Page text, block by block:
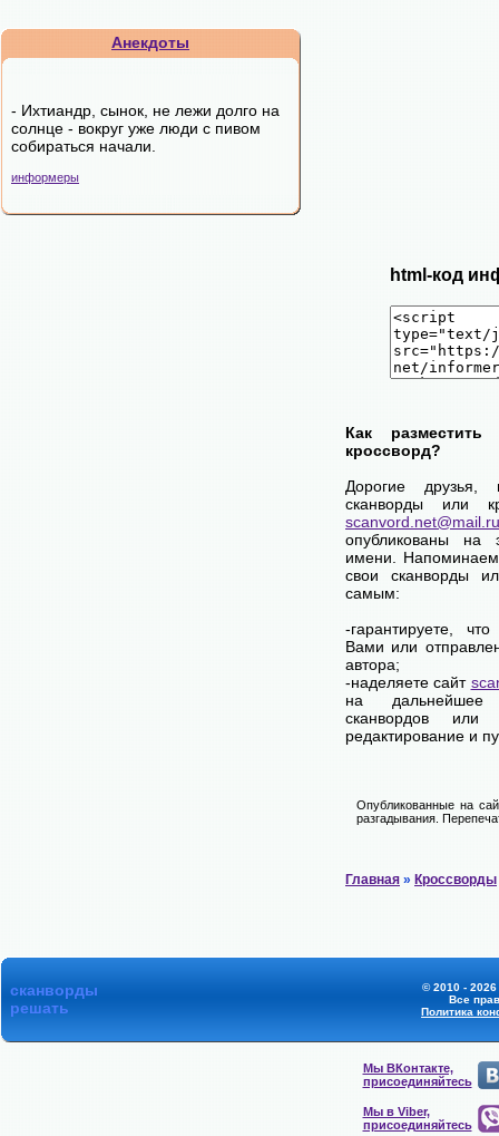
Анекдоты
- Ихтиандр, сынок, не лежи долго на
солнце - вокруг уже люди с пивом
собираться начали.
информеры
html-код
Как
кроссворд?
Дорогие друзья,
сканворды или
scanvord.net@mail.ru
опубликованы на
имени.
свои сканворды
самым:
-гарантируете,
Вами или
автора;
-наделяете сайт
на дальнейшее
сканвордов или
редактирование и
Опубликованные на
разгадывания.
Главная » Кроссворды
сканворды
решать
© 2010 -
Все
Политика
Мы ВКонтакте,
присоединяйтесь
Мы в Viber,
присоединяйтесь